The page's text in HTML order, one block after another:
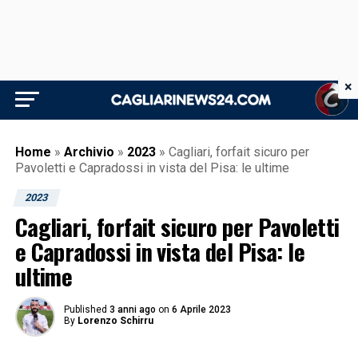
Home » Archivio » 2023 » Cagliari, forfait sicuro per
Pavoletti e Capradossi in vista del Pisa: le ultime
2023
Cagliari, forfait sicuro per Pavoletti
e Capradossi in vista del Pisa: le
ultime
Published 3 anni ago on 6 Aprile 2023
By Lorenzo Schirru
×